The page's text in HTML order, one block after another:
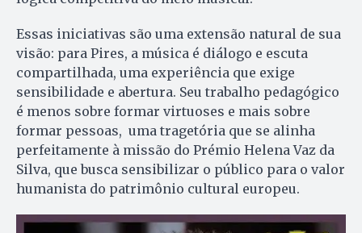
Essas iniciativas são uma extensão natural de sua
visão: para Pires, a música é diálogo e escuta
compartilhada, uma experiência que exige
sensibilidade e abertura. Seu trabalho pedagógico
é menos sobre formar virtuoses e mais sobre
formar pessoas, uma tragetória que se alinha
perfeitamente à missão do Prémio Helena Vaz da
Silva, que busca sensibilizar o público para o valor
humanista do patrimônio cultural europeu.